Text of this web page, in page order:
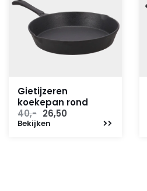
Gietijzeren
koekepan rond
40,- Oorspronkelijke
prijs
26,50
Bekijken